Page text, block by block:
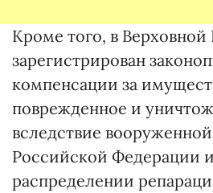
Кроме того, в Верховной
зарегистрирован
компенсации за
поврежденное и
вследствие
Российской Федерации
распределении